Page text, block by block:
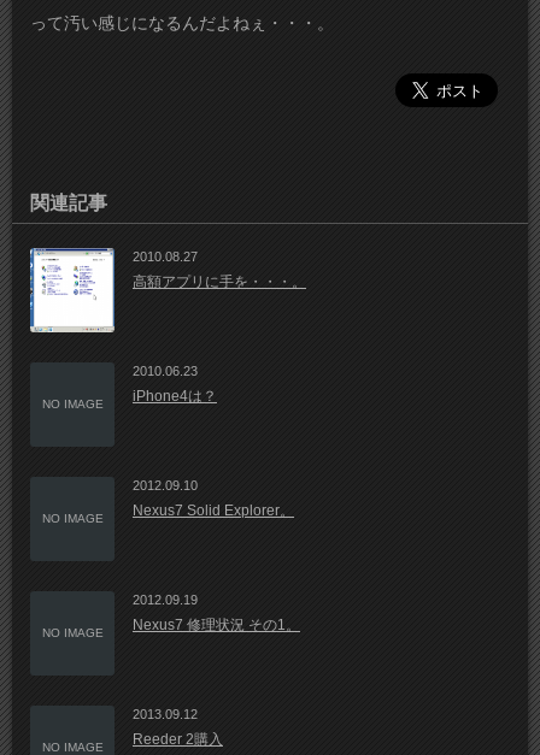
って汚い感じになるんだよねぇ・・・。
関連記事
2010.08.27
高額アプリに手を・・・。
NO IMAGE
2010.06.23
iPhone4は？
NO IMAGE
2012.09.10
Nexus7 Solid Explorer。
NO IMAGE
2012.09.19
Nexus7 修理状況 その1。
NO IMAGE
2013.09.12
Reeder 2購入